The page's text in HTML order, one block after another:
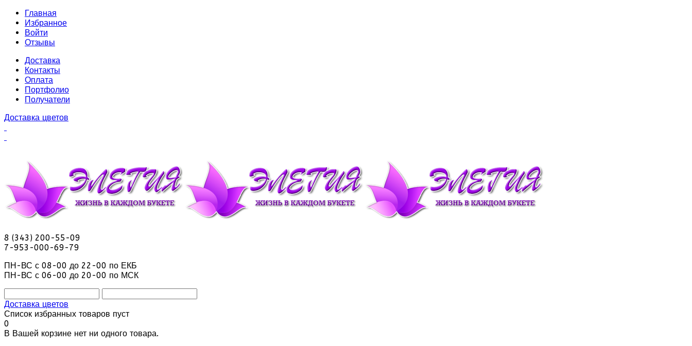
Главная
Избранное
Войти
Отзывы
Доставка
Контакты
Оплата
Портфолио
Получатели
Доставка цветов
8 (343) 200-55-09
7-953-000-69-79
ПН-ВС с 08-00 до 22-00 по ЕКБ
ПН-ВС с 06-00 до 20-00 по МСК
Доставка цветов
Список избранных товаров пуст
0
В Вашей корзине нет ни одного товара.